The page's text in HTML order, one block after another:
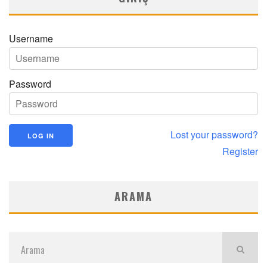
Username
Password
Lost your password?
Register
ARAMA